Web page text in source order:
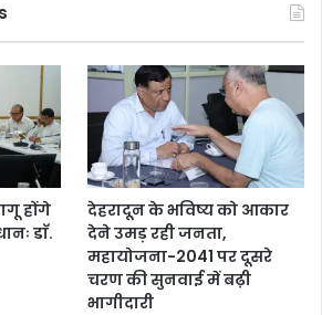
होंगे
डाॅ.
देहरादून के भविष्य को आकार
देने उमड़ रही जनता,
महायोजना-2041 पर दूसरे
चरण की सुनवाई में बढ़ी
भागीदारी